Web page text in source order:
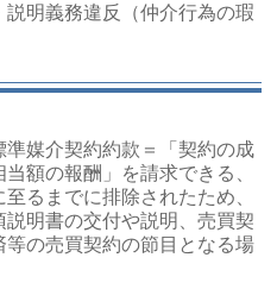
説明義務違反（仲介行為の瑕
媒介契約約款＝「契約の成
額の報酬」を請求できる、
るまでに排除されたため、
明書の交付や説明、売買契
の売買契約の節目となる場